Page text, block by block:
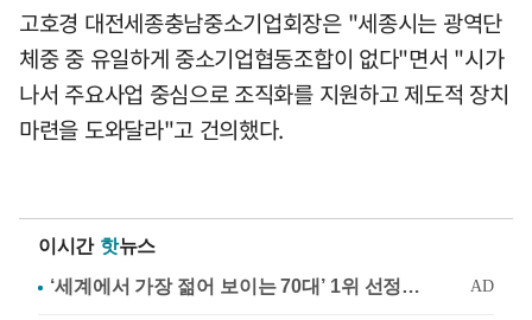
고호경 대전세종충남중소기업회장은 "세종시는 광역단
체중 중 유일하게 중소기업협동조합이 없다"면서 "시가
나서 주요사업 중심으로 조직화를 지원하고 제도적 장치
마련을 도와달라"고 건의했다.
이시간 핫뉴스